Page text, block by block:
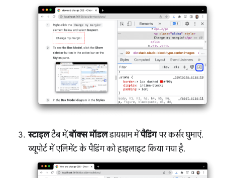
स्टाइलटैब में,बॉक्स मॉडलडायग्राम मेंपैडिंगपर कर्सर घुमाएं.
व्यूपोर्ट में एलिमेंट के पैडिंग को हाइलाइट किया गया है.